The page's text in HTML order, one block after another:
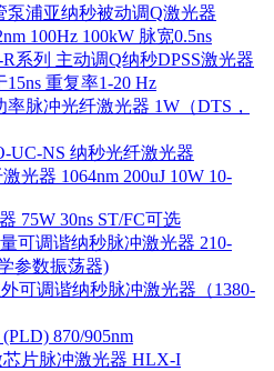
泵浦亚纳秒被动调Q激光器
100Hz 100kW 脉宽0.5ns
系列 主动调Q纳秒DPSS激光器
15ns 重复率1-20 Hz
率脉冲光纤激光器 1W（DTS，
UC-NS 纳秒光纤激光器
光器 1064nm 200uJ 10W 10-
75W 30ns ST/FC可选
可调谐纳秒脉冲激光器 210-
参数振荡器)
可调谐纳秒脉冲激光器（1380-
870/905nm
芯片脉冲激光器 HLX-I